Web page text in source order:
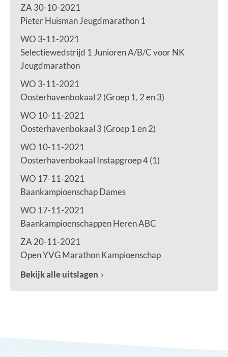
ZA 30-10-2021
Pieter Huisman Jeugdmarathon 1
WO 3-11-2021
Selectiewedstrijd 1 Junioren A/B/C voor NK
Jeugdmarathon
WO 3-11-2021
Oosterhavenbokaal 2 (Groep 1, 2 en 3)
WO 10-11-2021
Oosterhavenbokaal 3 (Groep 1 en 2)
WO 10-11-2021
Oosterhavenbokaal Instapgroep 4 (1)
WO 17-11-2021
Baankampioenschap Dames
WO 17-11-2021
Baankampioenschappen Heren ABC
ZA 20-11-2021
Open YVG Marathon Kampioenschap
Bekijk alle uitslagen